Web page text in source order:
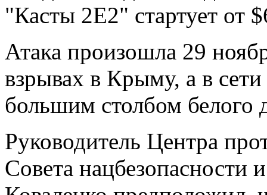
"Касты 2Е2" стартует от
Атака произошла 29
взрывах в Крыму, а в
большим столбом белого
Руководитель Центра
Совета